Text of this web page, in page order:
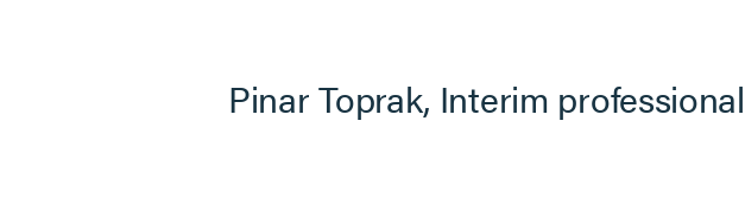
Pinar Toprak, Interim